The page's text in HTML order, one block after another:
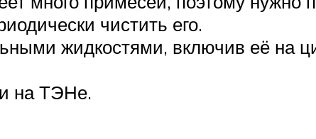
чистить его.
жидкостями, включив её на
на ТЭНе.